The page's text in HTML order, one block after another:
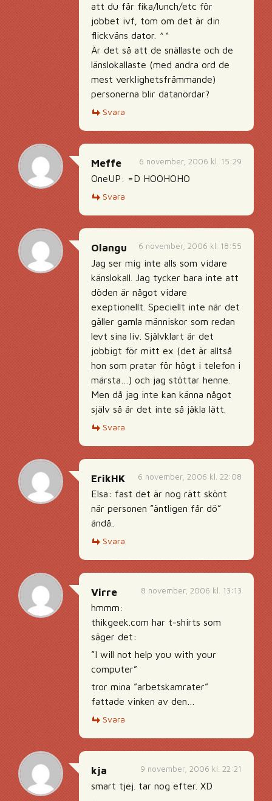
att du får fika/lunch/etc för
jobbet ivf, tom om det är din
flickväns dator. ^^
Är det så att de snällaste och de
länslokallaste (med andra ord de
mest verklighetsfrämmande)
personerna blir datanördar?
Svara
6 november, 2006 kl. 15:29
Meffe
OneUP: =D HOOHOHO
Svara
6 november, 2006 kl. 18:55
Olangu
Jag ser mig inte alls som vidare
känslokall. Jag tycker bara inte att
döden är något vidare
exeptionellt. Speciellt inte när det
gäller gamla människor som redan
levt sina liv. Självklart är det
jobbigt för mitt ex (det är alltså
hon som pratar för högt i telefon i
märsta…) och jag stöttar henne.
Men då jag inte kan känna något
själv så är det inte så jäkla lätt.
Svara
6 november, 2006 kl. 22:08
ErikHK
Elsa: fast det är nog rätt skönt
när personen ”äntligen får dö”
ändå..
Svara
8 november, 2006 kl. 13:13
Virre
hmmm:
thikgeek.com har t-shirts som
säger det:
”I will not help you with your
computer”
tror mina ”arbetskamrater”
fattade vinken av den…
Svara
9 november, 2006 kl. 22:21
kja
smart tjej. tar nog efter. XD